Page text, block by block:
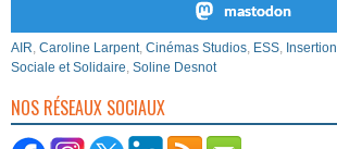
mastodon
AIR, Caroline Larpent, Cinémas Studios, ESS, Insertion
Sociale et Solidaire, Soline Desnot
NOS RÉSEAUX SOCIAUX